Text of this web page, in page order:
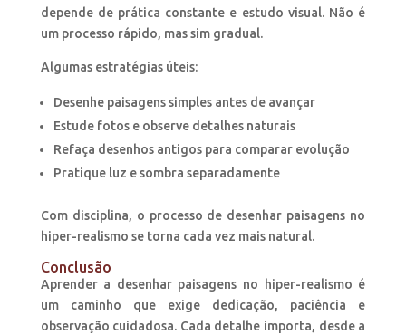
depende de prática constante e estudo visual. Não é
um processo rápido, mas sim gradual.
Algumas estratégias úteis:
Desenhe paisagens simples antes de avançar
Estude fotos e observe detalhes naturais
Refaça desenhos antigos para comparar evolução
Pratique luz e sombra separadamente
Com disciplina, o processo de desenhar paisagens no
hiper-realismo se torna cada vez mais natural.
Conclusão
Aprender a desenhar paisagens no hiper-realismo é
um caminho que exige dedicação, paciência e
observação cuidadosa. Cada detalhe importa, desde a